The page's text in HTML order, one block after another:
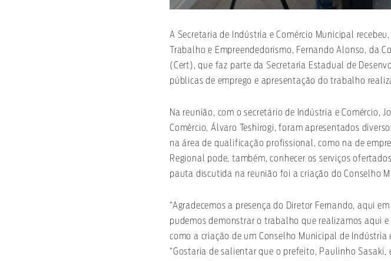
A Secretaria de Indústria e Comércio Municipal
Trabalho e Empreendedorismo, Fernando Alonso, da
(Cert), que faz parte da Secretaria Estadual de
públicas de emprego e apresentação do trabalho
Na reunião, com o secretário de Indústria e Comércio,
Comércio, Álvaro Teshirogi, foram apresentados
na área de qualificação profissional, como na de
Regional pode, também, conhecer os serviços
pauta discutida na reunião foi a criação do Conselho
“Agradecemos a presença do Diretor Fernando, aqui
pudemos demonstrar o trabalho que realizamos aqui
como a criação de um Conselho Municipal de Indústria
“Gostaria de salientar que o prefeito, Paulinho